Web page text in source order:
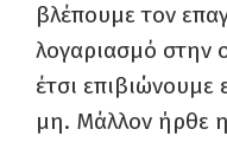
βλέπουμε τον
λογαριασμό στην
έτσι επιβιώνουμε
μη. Μάλλον ήρθε